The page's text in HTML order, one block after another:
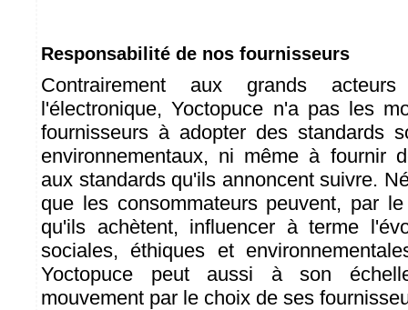
Responsabilité de nos fournisseurs
Contrairement aux grands
l'électronique, Yoctopuce n'a pas les
fournisseurs à adopter des standards
environnementaux, ni même à fournir
aux standards qu'ils annoncent suivre.
que les consommateurs peuvent, par
qu'ils achètent, influencer à terme
sociales, éthiques et
Yoctopuce peut aussi à son
mouvement par le choix de ses